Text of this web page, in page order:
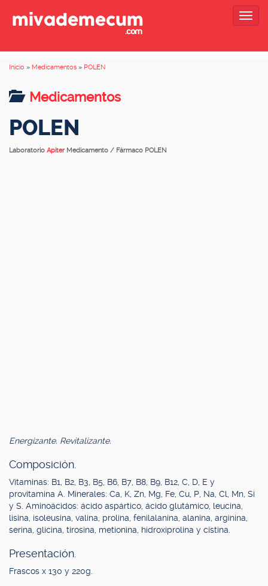
Inicio » Medicamentos » POLEN
Medicamentos
POLEN
Laboratorio Apiter Medicamento / Fármaco POLEN
Energizante. Revitalizante.
Composición.
Vitaminas: B1, B2, B3, B5, B6, B7, B8, B9, B12, C, D, E y
provitamina A. Minerales: Ca, K, Zn, Mg, Fe, Cu, P, Na, Cl, Mn, Si
y S. Aminoácidos: ácido aspártico, ácido glutámico, leucina,
lisina, isoleusina, valina, prolina, fenilalanina, alanina, arginina,
serina, glicina, tirosina, metionina, hidroxiprolina y cistina.
Presentación.
Frascos x 130 y 220g.